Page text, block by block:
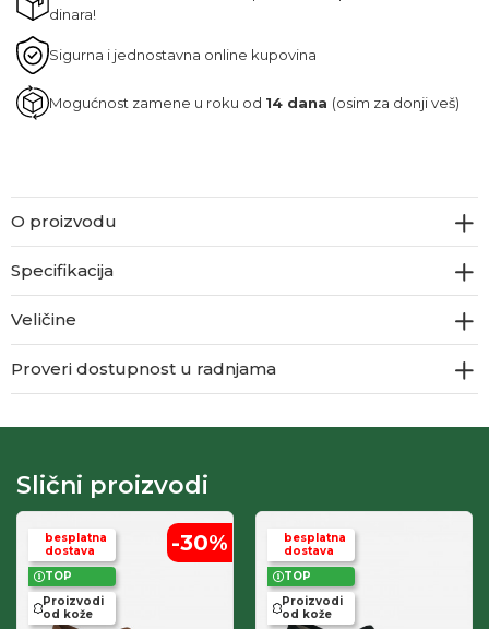
dinara!
Sigurna i jednostavna online kupovina
Mogućnost zamene u roku od 14 dana (osim za donji veš)
O proizvodu
Specifikacija
Veličine
Proveri dostupnost u radnjama
Slični proizvodi
besplatna
dostava
TOP
Proizvodi
od kože
-30%
besplatna
dostava
TOP
Proizvodi
od kože